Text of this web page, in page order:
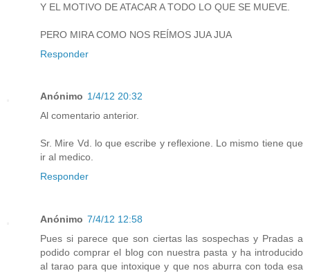
Y EL MOTIVO DE ATACAR A TODO LO QUE SE MUEVE.
PERO MIRA COMO NOS REÍMOS JUA JUA
Responder
Anónimo 1/4/12 20:32
Al comentario anterior.
Sr. Mire Vd. lo que escribe y reflexione. Lo mismo tiene que
ir al medico.
Responder
Anónimo 7/4/12 12:58
Pues si parece que son ciertas las sospechas y Pradas a
podido comprar el blog con nuestra pasta y ha introducido
al tarao para que intoxique y que nos aburra con toda esa